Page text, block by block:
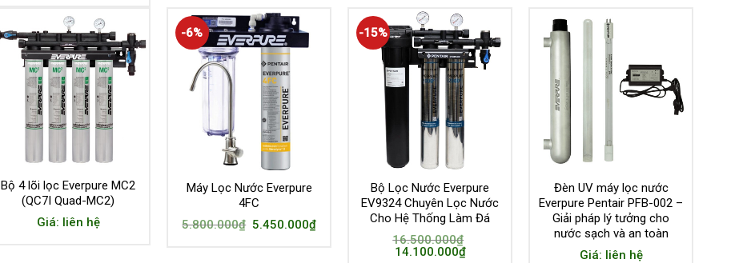
Bộ 4 lõi lọc Everpure MC2
(QC7I Quad-MC2)
Giá: liên hệ
-6%
Máy Lọc Nước Everpure
4FC
5.800.000₫ 5.450.000₫
-15%
Bộ Lọc Nước Everpure
EV9324 Chuyên Lọc Nước
Cho Hệ Thống Làm Đá
16.500.000₫
14.100.000₫
Đèn UV máy lọc nước
Everpure Pentair PFB-002 –
Giải pháp lý tưởng cho
nước sạch và an toàn
Giá: liên hệ